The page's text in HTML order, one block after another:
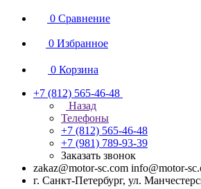
0 Сравнение
0 Избранное
0 Корзина
+7 (812) 565-46-48
Назад
Телефоны
+7 (812) 565-46-48
+7 (981) 789-93-39
Заказать звонок
zakaz@motor-sc.com info@motor-
г. Санкт-Петербург, ул.